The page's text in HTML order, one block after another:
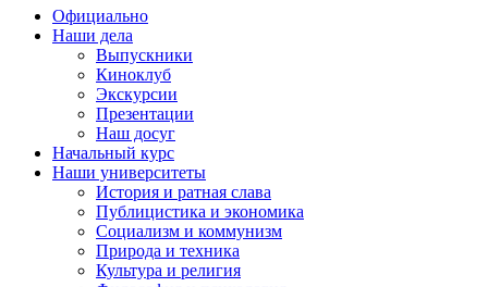
Официально
Наши дела
Выпускники
Киноклуб
Экскурсии
Презентации
Наш досуг
Начальный курс
Наши университеты
История и ратная слава
Публицистика и экономика
Социализм и коммунизм
Природа и техника
Культура и религия